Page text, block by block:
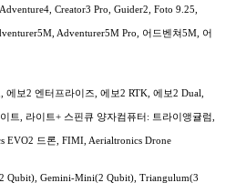
Creator3 Pro, Guider2, Foto 9.25,
Adventurer5M Pro, 어드벤쳐5M, 어
보2 엔터프라이즈, 에보2 RTK, 에보2 Dual,
트, 라이트+ 스핀큐 양자컴퓨터: 트라이앵귤럼,
EVO2 드론, FIMI, Aerialtronics Drone
Qubit), Gemini-Mini(2 Qubit), Triangulum(3